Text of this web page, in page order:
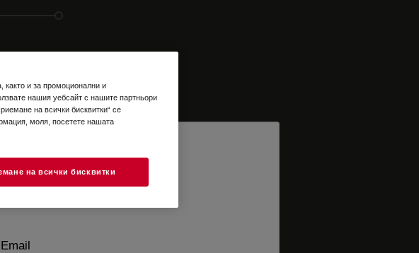
Email
както и за промоционални и
нашия уебсайт с нашите партньори
на всички бисквитки“ се
моля, посетете нашата
на всички бисквитки